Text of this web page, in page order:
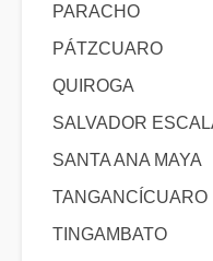
PARACHO
PÁTZCUARO
QUIROGA
SALVADOR
SANTA ANA MAYA
TANGANCÍCUARO
TINGAMBATO